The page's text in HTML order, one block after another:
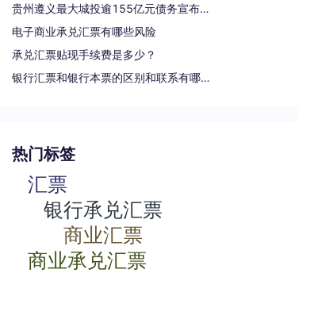
贵州遵义最大城投逾155亿元债务宣布重组
电子商业承兑汇票有哪些风险
承兑汇票贴现手续费是多少？
银行汇票和银行本票的区别和联系有哪些（一文读懂支票、本票和汇票的区别）
热门标签
汇票
银行承兑汇票
商业汇票
商业承兑汇票